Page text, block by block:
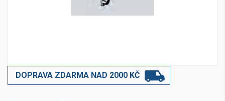
DOPRAVA ZDARMA NAD 2000 KČ